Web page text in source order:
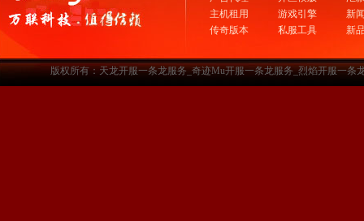
主机租用
传奇版本
游戏引擎
私服工具
新
新
版权所有：天龙开服一条龙服务_奇迹Mu开服一条龙服务_烈焰开服一条